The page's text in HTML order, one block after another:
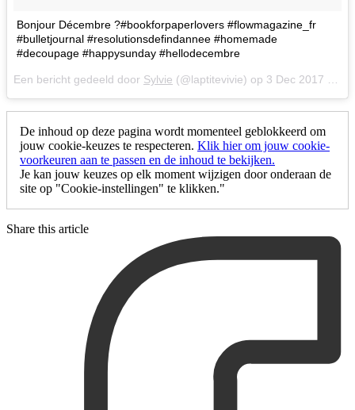
Bonjour Décembre ?#bookforpaperlovers #flowmagazine_fr
#bulletjournal #resolutionsdefindannee #homemade
#decoupage #happysunday #hellodecembre
Een bericht gedeeld door Sylvie (@laptitevivie) op 3 Dec 2017 om 6:38 (PST)
De inhoud op deze pagina wordt momenteel geblokkeerd om
jouw cookie-keuzes te respecteren. Klik hier om jouw cookie-
voorkeuren aan te passen en de inhoud te bekijken.
Je kan jouw keuzes op elk moment wijzigen door onderaan de
site op "Cookie-instellingen" te klikken."
Share this article